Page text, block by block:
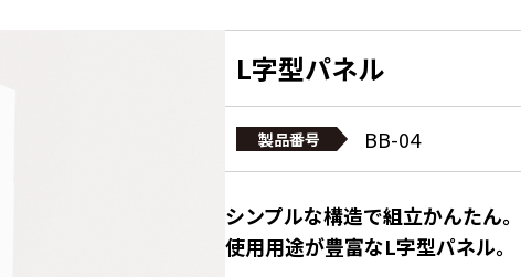
L字型パネル
製品番号 BB-04
シンプルな構造で組立かんたん。
使用用途が豊富なL字型パネル。